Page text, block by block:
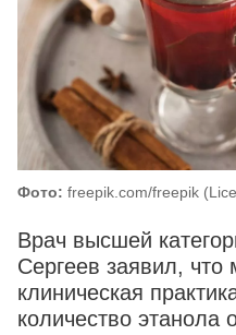
Фото: freepik.com/freepik
Врач высшей
Сергеев заявил, что
клиническая
количество этанола